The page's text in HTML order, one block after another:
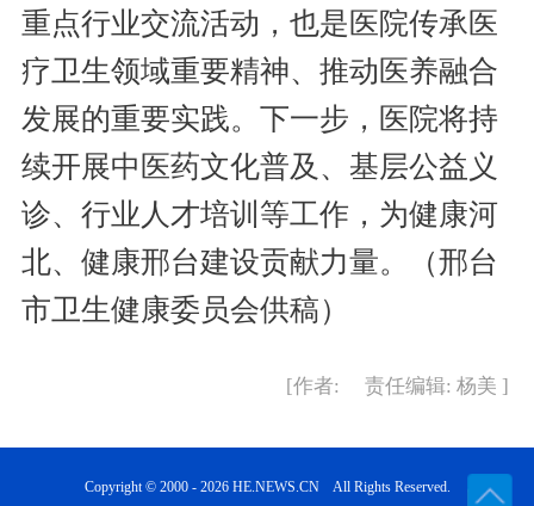
重点行业交流活动，也是医院传承医
疗卫生领域重要精神、推动医养融合
发展的重要实践。下一步，医院将持
续开展中医药文化普及、基层公益义
诊、行业人才培训等工作，为健康河
北、健康邢台建设贡献力量。（邢台
市卫生健康委员会供稿）
[作者: 责任编辑: 杨美 ]
Copyright © 2000 - 2026 HE.NEWS.CN All Rights Reserved.